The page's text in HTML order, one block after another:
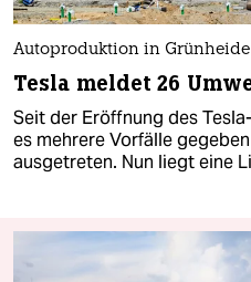
Autoproduktion in Grünheide
Tesla meldet 26
Seit der Eröffnung des
es mehrere Vorfälle
ausgetreten. Nun liegt eine